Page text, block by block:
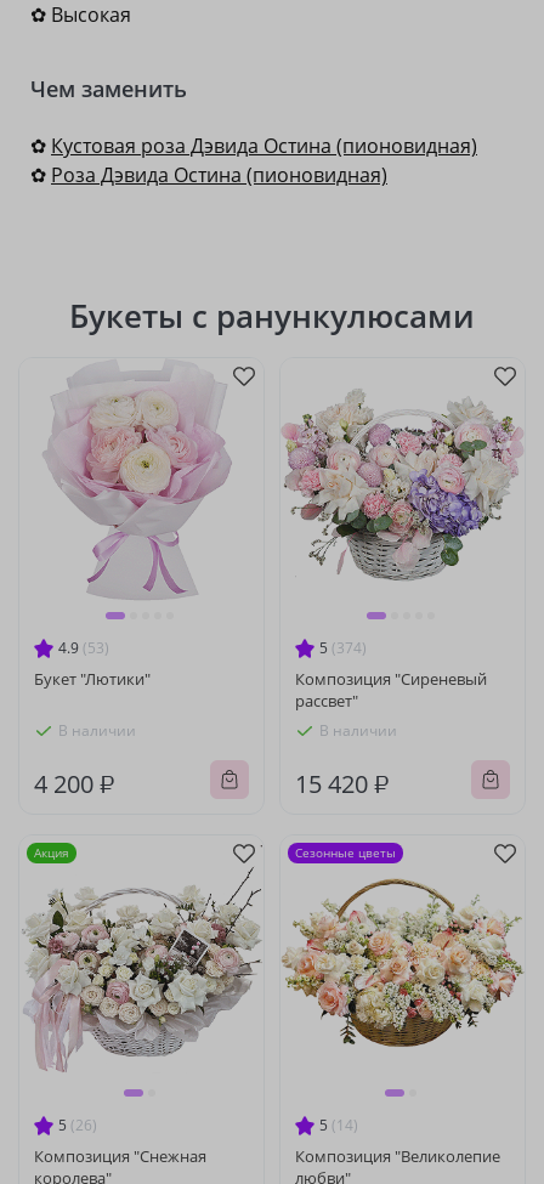
✿ Высокая
Чем заменить
✿ Кустовая роза Дэвида Остина (пионовидная)
✿ Роза Дэвида Остина (пионовидная)
Букеты с ранункулюсами
4.9 (53)
Букет "Лютики"
В наличии
4 200 ₽
5 (374)
Композиция "Сиреневый
рассвет"
В наличии
15 420 ₽
5 (26)
Композиция "Снежная
королева"
Акция
5 (14)
Композиция "Великолепие
любви"
Сезонные цветы